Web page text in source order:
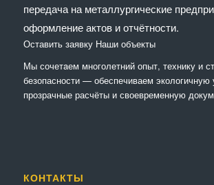
передача на металлургические
оформление актов и отчётности.
Оставить заявку Наши объекты
Мы сочетaем многолетний опыт, технику и
безопасности — обеспечиваем экологичную
прозрачные расчёты и своевременную
КОНТАКТЫ